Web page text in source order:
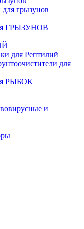
грызунов
ГРЫЗУНОВ
для Рептилий
для
РЫБОК
и